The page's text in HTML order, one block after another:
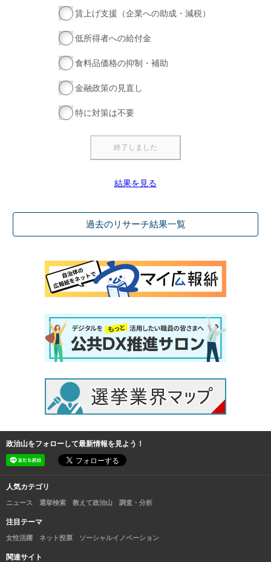
賃上げ支援（企業への助成・減税）
低所得者への給付金
食料品価格の抑制・補助
金融政策の見直し
特に対策は不要
結果を見る
過去のリサーチ結果一覧
政治山をフォローして最新情報を見よう！
人気カテゴリ
ニュース 選挙検索 教えて政治山 調査・分析
注目テーマ
女性活躍 ネット投票 ソーシャルイノベーション
関連サイト